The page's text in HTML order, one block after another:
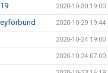
2020-10-30 19:00
2020-10-29 19:44
2020-10-24 19:00
2020-10-24 07:00